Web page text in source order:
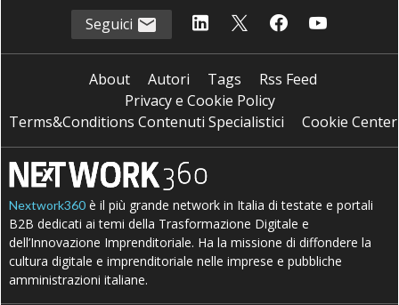
Seguici
About Autori Tags
Rss Feed
Privacy e Cookie Policy
Terms&Conditions Contenuti Specialistici
Cookie Center
Nextwork360 è il più grande network in Italia di testate e portali
B2B dedicati ai temi della Trasformazione Digitale e
dell’Innovazione Imprenditoriale. Ha la missione di diffondere la
cultura digitale e imprenditoriale nelle imprese e pubbliche
amministrazioni italiane.